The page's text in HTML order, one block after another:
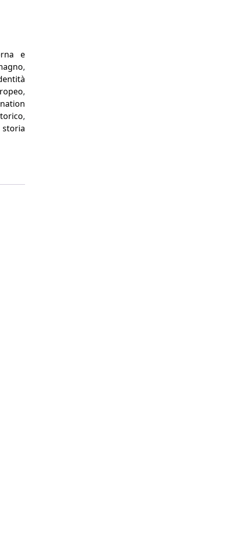
e
,
,
nation
,
storia